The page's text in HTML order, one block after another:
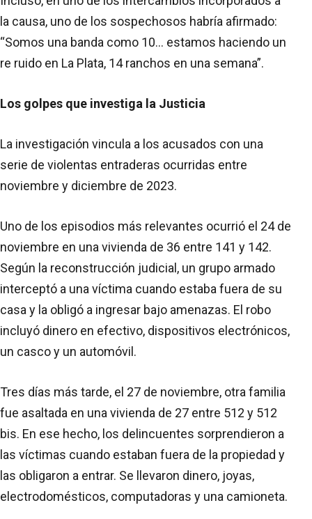
la causa, uno de los sospechosos habría afirmado:
“Somos una banda como 10… estamos haciendo un
re ruido en La Plata, 14 ranchos en una semana”.
Los golpes que investiga la Justicia
La investigación vincula a los acusados con una
serie de violentas entraderas ocurridas entre
noviembre y diciembre de 2023.
Uno de los episodios más relevantes ocurrió el 24 de
noviembre en una vivienda de 36 entre 141 y 142.
Según la reconstrucción judicial, un grupo armado
interceptó a una víctima cuando estaba fuera de su
casa y la obligó a ingresar bajo amenazas. El robo
incluyó dinero en efectivo, dispositivos electrónicos,
un casco y un automóvil.
Tres días más tarde, el 27 de noviembre, otra familia
fue asaltada en una vivienda de 27 entre 512 y 512
bis. En ese hecho, los delincuentes sorprendieron a
las víctimas cuando estaban fuera de la propiedad y
las obligaron a entrar. Se llevaron dinero, joyas,
electrodomésticos, computadoras y una camioneta.